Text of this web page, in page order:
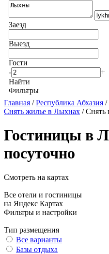
Заезд
Выезд
Гости
-
+
Найти
Фильтры
Главная /Республика Абхазия /
Снять жилье в Лыхнах / Снять
Гостиницы в
посуточно
Смотреть на картах
Все отели и гостиницы
на Яндекс Картах
Фильтры и настройки
Тип размещения
Все варианты
Базы отдыха